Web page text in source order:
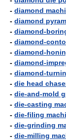
- diamond
- diamond
- diamond-
- diamond-
- diamond-
- diamond-
- diamond-
- die head
- die-and-mold
- die-casting
- die-filing
- die-grinding
- die-milling